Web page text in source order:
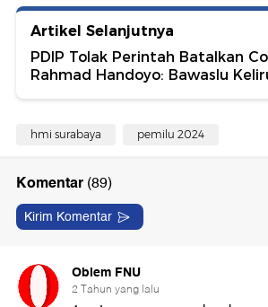
Artikel Selanjutnya
PDIP Tolak Perintah Batalkan
Rahmad Handoyo: Bawaslu
hmi surabaya pemilu 2024